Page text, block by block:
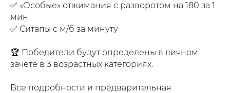
✅ «Особые» отжимания с разворотом на 180 за 1
мин
✅ Ситапы с м/б за минуту
🏆 Победители будут определены в личном
зачете в 3 возрастных категориях.
Все подробности и предварительная